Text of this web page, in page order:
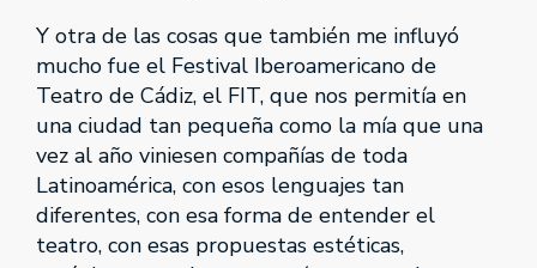
Y otra de las cosas que también me influyó
mucho fue el Festival Iberoamericano de
Teatro de Cádiz, el FIT, que nos permitía en
una ciudad tan pequeña como la mía que una
vez al año viniesen compañías de toda
Latinoamérica, con esos lenguajes tan
diferentes, con esa forma de entender el
teatro, con esas propuestas estéticas,